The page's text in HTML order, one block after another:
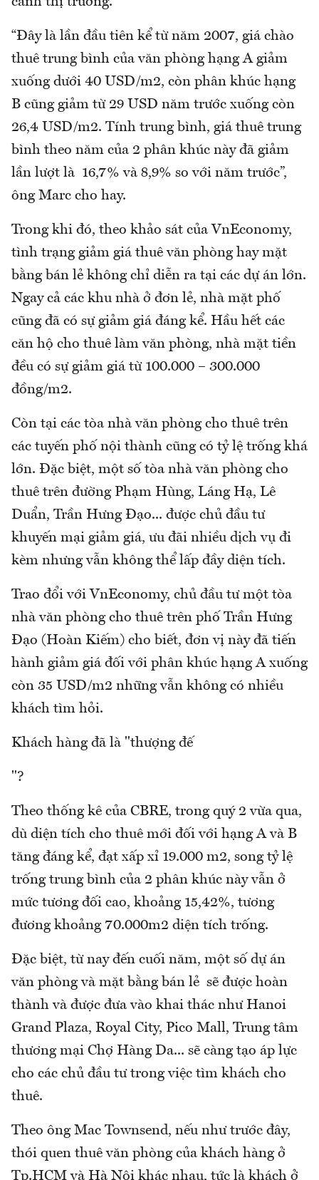
“Đây là lần đầu tiên kể từ năm 2007, giá chào
thuê trung bình của văn phòng hạng A giảm
xuống dưới 40 USD/m2, còn phân khúc hạng
B cũng giảm từ 29 USD năm trước xuống còn
26,4 USD/m2. Tính trung bình, giá thuê trung
bình theo năm của 2 phân khúc này đã giảm
lần lượt là 16,7% và 8,9% so với năm trước”,
ông Marc cho hay.
Trong khi đó, theo khảo sát của VnEconomy,
tình trạng giảm giá thuê văn phòng hay mặt
bằng bán lẻ không chỉ diễn ra tại các dự án lớn.
Ngay cả các khu nhà ở đơn lẻ, nhà mặt phố
cũng đã có sự giảm giá đáng kể. Hầu hết các
căn hộ cho thuê làm văn phòng, nhà mặt tiền
đều có sự giảm giá từ 100.000 – 300.000
đồng/m2.
Còn tại các tòa nhà văn phòng cho thuê trên
các tuyến phố nội thành cũng có tỷ lệ trống khá
lớn. Đặc biệt, một số tòa nhà văn phòng cho
thuê trên đường Phạm Hùng, Láng Hạ, Lê
Duẩn, Trần Hưng Đạo... được chủ đầu tư
khuyến mại giảm giá, ưu đãi nhiều dịch vụ đi
kèm nhưng vẫn không thể lấp đầy diện tích.
Trao đổi với VnEconomy, chủ đầu tư một tòa
nhà văn phòng cho thuê trên phố Trần Hưng
Đạo (Hoàn Kiếm) cho biết, đơn vị này đã tiến
hành giảm giá đối với phân khúc hạng A xuống
còn 35 USD/m2 những vẫn không có nhiều
khách tìm hỏi.
Khách hàng đã là "thượng đế
"?
Theo thống kê của CBRE, trong quý 2 vừa qua,
dù diện tích cho thuê mới đối với hạng A và B
tăng đáng kể, đạt xấp xỉ 19.000 m2, song tỷ lệ
trống trung bình của 2 phân khúc này vẫn ở
mức tương đối cao, khoảng 15,42%, tương
đương khoảng 70.000m2 diện tích trống.
Đặc biệt, từ nay đến cuối năm, một số dự án
văn phòng và mặt bằng bán lẻ sẽ được hoàn
thành và được đưa vào khai thác như Hanoi
Grand Plaza, Royal City, Pico Mall, Trung tâm
thương mại Chợ Hàng Da... sẽ càng tạo áp lực
cho các chủ đầu tư trong việc tìm khách cho
thuê.
Theo ông Mac Townsend, nếu như trước đây,
thói quen thuê văn phòng của khách hàng ở
Tp.HCM và Hà Nội khác nhau, tức là khách ở